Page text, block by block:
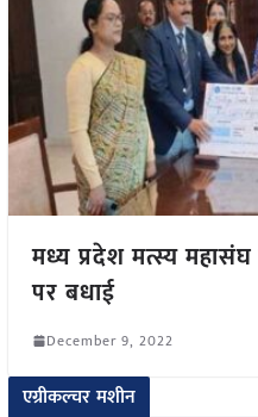
मध्य प्रदेश मत्स्य महासंघ
पर बधाई
December 9, 2022
एग्रीकल्चर मशीन